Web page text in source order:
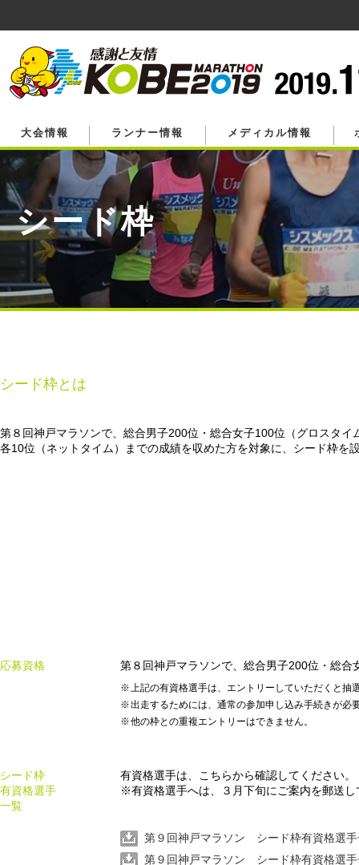
す。
大会情報 ランナー情報 メディカル情報
シード枠
シード枠とは
第８回神戸マラソンで、総合男子200位・総合女子100位（グロスタイ
各10位（ネットタイム）までの成績を収めた方を対象に、シード枠を
応募資格 第８回神戸マラソンで、総合男子200位・総
上記の有資格選手は、エントリーしていただくと抽
出走するためには、通常の参加申し込み手続きが必
他の枠との重複エントリーはできません。
シード枠
有資格選手
一覧
有資格選手は、こちらから確認してください。
※有資格選手へは、３月下旬にご案内を郵送し
第９回神戸マラソン シード枠有資格選
第９回神戸マラソン シード枠有資格選